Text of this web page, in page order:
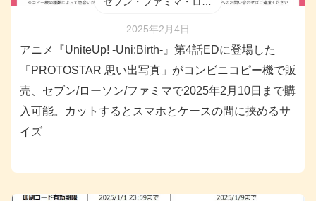
2025年2月4日
アニメ『UniteUp! -Uni:Birth-』第4話EDに登場した
「PROTOSTAR 思い出写真」がコンビニコピー機で販
売、セブン/ローソン/ファミマで2025年2月10日まで購
入可能。カットするとスマホとケースの間に挟めるサ
イズ